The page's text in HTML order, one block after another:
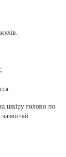
шкіру голови по